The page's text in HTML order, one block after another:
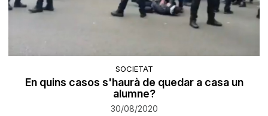
SOCIETAT
En quins casos s'haurà de quedar a casa un
alumne?
30/08/2020